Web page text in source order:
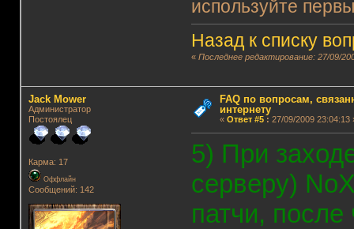
используйте
Назад к списку
«Последнее редактирование: 27/09/
Jack Mower
Администратор
Постоялец
Карма: 17
Оффлайн
Сообщений: 142
FAQ по вопросам,
интернету
« Ответ #5: 27/09/2009 23:04:13
5) При
серверу)
патчи, после